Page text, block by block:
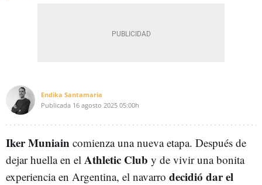
Endika Santamaria
Publicada 16 agosto 2025 05:00h
Iker Muniain comienza una nueva etapa. Después de
dejar huella en el Athletic Club y de vivir una bonita
experiencia en Argentina, el navarro decidió dar el